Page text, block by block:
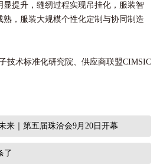
提升，缝纫过程实现吊挂化，服装智
，服装大规模个性化定制与协同制造
技术标准化研究院、供应商联盟CIMSIC
来｜第五届珠洽会9月20日开幕
了